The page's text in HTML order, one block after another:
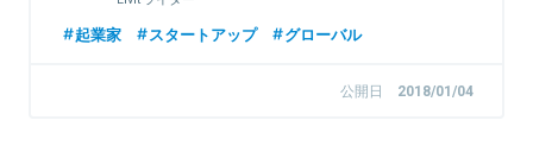
起業家 スタートアップ グローバル
公開日 2018/01/04